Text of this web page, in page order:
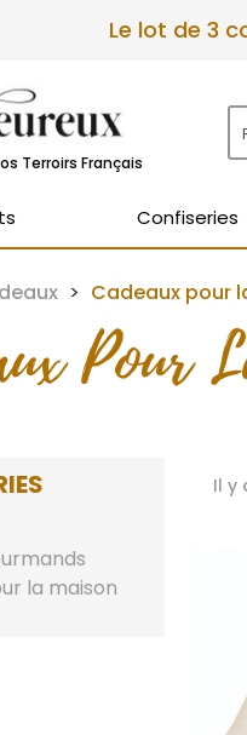
Le lot de 3
Terroirs Français
Confiseries
Cadeaux pour
Pour
la maison
Il y